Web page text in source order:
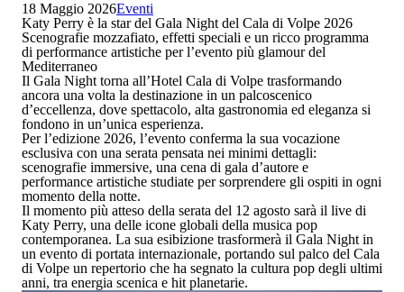
18 Maggio 2026Eventi
Katy Perry è la star del Gala Night del Cala di Volpe 2026
Scenografie mozzafiato, effetti speciali e un ricco programma
di performance artistiche per l’evento più glamour del
Mediterraneo
Il Gala Nighttorna all’Hotel Cala di Volpe trasformando
ancora una volta la destinazione in un palcoscenico
d’eccellenza, dove spettacolo, alta gastronomia ed eleganza si
fondono in un’unica esperienza.
Per l’edizione 2026, l’evento conferma la sua vocazione
esclusiva con una serata pensata nei minimi dettagli:
scenografie immersive, una cena di gala d’autore e
performance artistiche studiate per sorprendere gli ospiti in ogni
momento della notte.
Il momento più atteso della serata del 12 agosto sarà il live di
Katy Perry, una delle icone globali della musica pop
contemporanea. La sua esibizione trasformerà il Gala Night in
un evento di portata internazionale, portando sul palco del Cala
di Volpe un repertorio che ha segnato la cultura pop degli ultimi
anni, tra energia scenica e hit planetarie.